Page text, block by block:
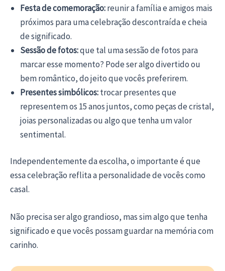
Festa de comemoração:reunir a família e amigos mais
próximos para uma celebração descontraída e cheia
de significado.
Sessão de fotos:que tal uma sessão de fotos para
marcar esse momento? Pode ser algo divertido ou
bem romântico, do jeito que vocês preferirem.
Presentes simbólicos:trocar presentes que
representem os 15 anos juntos, como peças de cristal,
joias personalizadas ou algo que tenha um valor
sentimental.
Independentemente da escolha, o importante é que
essa celebração reflita a personalidade de vocês como
casal.
Não precisa ser algo grandioso, mas sim algo que tenha
significado e que vocês possam guardar na memória com
carinho.